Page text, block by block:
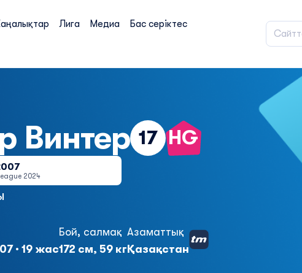
Лига Медиа Бас серіктес
Винтер
2024
17 HG
· 19 жас
Бой, салмақ
172 см, 59 кг
Азаматтық
Қазақстан